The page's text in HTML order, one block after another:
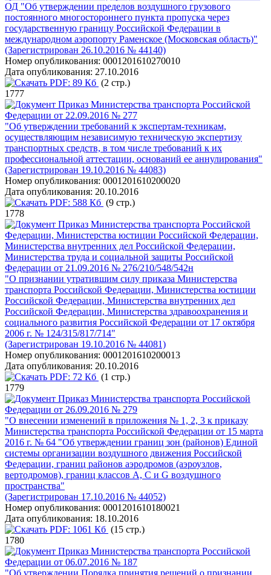
ОД "Об утверждении пределов воздушного грузового
постоянного многостороннего пункта пропуска через
государственную границу Российской Федерации в
международном аэропорту Раменское (Московская область)"
(Зарегистрирован 26.10.2016 № 44140)
Номер опубликования: 0001201610270010
Дата опубликования: 27.10.2016
PDF: 89 Кб (2 стр.)
1777
Приказ Министерства транспорта Российской
Федерации от 22.09.2016 № 277
"Об утверждении требований к экспертам-техникам,
осуществляющим независимую техническую экспертизу
транспортных средств, в том числе требований к их
профессиональной аттестации, оснований ее аннулирования"
(Зарегистрирован 19.10.2016 № 44083)
Номер опубликования: 0001201610200020
Дата опубликования: 20.10.2016
PDF: 588 Кб (9 стр.)
1778
Приказ Министерства транспорта Российской
Федерации, Министерства юстиции Российской Федерации,
Министерства внутренних дел Российской Федерации,
Министерства труда и социальной защиты Российской
Федерации от 21.09.2016 № 276/210/548/542н
"О признании утратившим силу приказа Министерства
транспорта Российской Федерации, Министерства юстиции
Российской Федерации, Министерства внутренних дел
Российской Федерации, Министерства здравоохранения и
социального развития Российской Федерации от 17 октября
2006 г. № 124/315/817/714"
(Зарегистрирован 19.10.2016 № 44081)
Номер опубликования: 0001201610200013
Дата опубликования: 20.10.2016
PDF: 72 Кб (1 стр.)
1779
Приказ Министерства транспорта Российской
Федерации от 26.09.2016 № 279
"О внесении изменений в приложения № 1, 2, 3 к приказу
Министерства транспорта Российской Федерации от 15 марта
2016 г. № 64 "Об утверждении границ зон (районов) Единой
системы организации воздушного движения Российской
Федерации, границ районов аэродромов (аэроузлов,
вертодромов), границ классов A, C и G воздушного
пространства"
(Зарегистрирован 17.10.2016 № 44052)
Номер опубликования: 0001201610180021
Дата опубликования: 18.10.2016
PDF: 1061 Кб (15 стр.)
1780
Приказ Министерства транспорта Российской
Федерации от 06.07.2016 № 187
"Об утверждении Порядка принятия решений о признании